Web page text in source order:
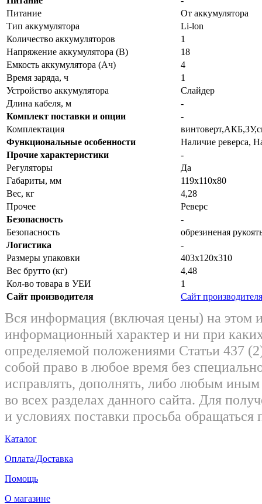
Питание
От аккумулятора
Тип аккумулятора
Li-lon
Количество аккумуляторов
1
Напряжение аккумулятора (В)
18
Емкость аккумулятора (Ач)
4
Время заряда, ч
1
Устройство аккумулятора
Слайдер
Длина кабеля, м
-
Комплект поставки и опции
-
Комплектация
Функциональные особенности
Наличие реверса,
Прочие характеристики
-
Регуляторы
Да
Габариты, мм
119х110х80
Вес, кг
4,28
Прочее
Реверс
Безопасность
-
Безопасность
обрезиненая
Логистика
-
Размеры упаковки
403х120х310
Вес брутто (кг)
4,48
Кол-во товара в УЕИ
1
Сайт производителя
Сайт производителя
Вся информация (включая цены) на этом
информационный характер и ни при
определяемой положениями Статьи 437
собой право в любое время без
исправлять, дополнять, либо любым
во всех разделах данного сайта. Для
и условиях поставки просьба
Каталог
Оплата/Доставка
Помощь
О магазине